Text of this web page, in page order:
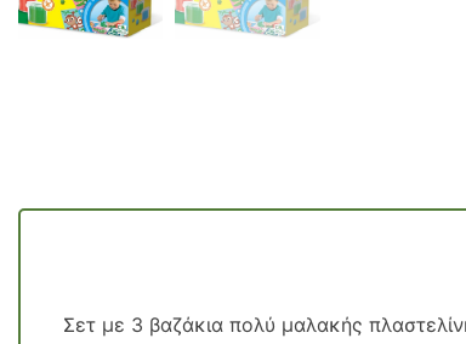
Σετ με 3 βαζάκια πολύ μαλακής